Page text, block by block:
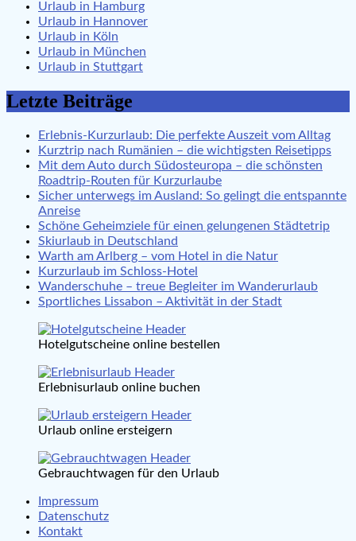
Urlaub in Hamburg
Urlaub in Hannover
Urlaub in Köln
Urlaub in München
Urlaub in Stuttgart
Letzte Beiträge
Erlebnis-Kurzurlaub: Die perfekte Auszeit vom Alltag
Kurztrip nach Rumänien – die wichtigsten Reisetipps
Mit dem Auto durch Südosteuropa – die schönsten
Roadtrip-Routen für Kurzurlaube
Sicher unterwegs im Ausland: So gelingt die entspannte
Anreise
Schöne Geheimziele für einen gelungenen Städtetrip
Skiurlaub in Deutschland
Warth am Arlberg – vom Hotel in die Natur
Kurzurlaub im Schloss-Hotel
Wanderschuhe – treue Begleiter im Wanderurlaub
Sportliches Lissabon – Aktivität in der Stadt
Hotelgutscheine online bestellen
Erlebnisurlaub online buchen
Urlaub online ersteigern
Gebrauchtwagen für den Urlaub
Impressum
Datenschutz
Kontakt